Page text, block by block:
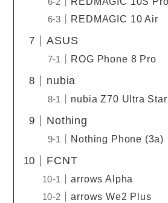
REDMAGIC 10 Air
ASUS
ROG Phone 8 Pro
nubia
nubia Z70 Ultra
Nothing
Nothing Phone (3a)
FCNT
arrows Alpha
arrows We2 Plus